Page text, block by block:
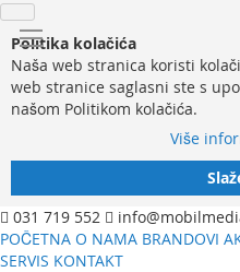
Politika kolačića
Naša web stranica koristi
web stranice saglasni ste s
našom Politikom kolačića.
Više
031 719 552
POČETNA O NAMA BRANDOVI
SERVIS KONTAKT